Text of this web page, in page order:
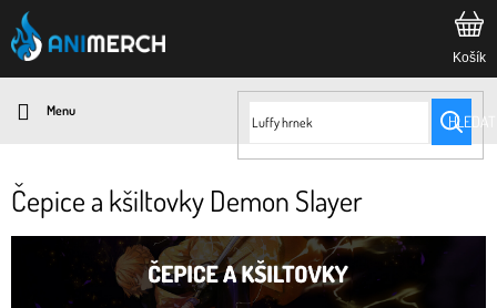
Přejít
na
obsah
HLEDAT
Čepice a kšiltovky Demon Slayer